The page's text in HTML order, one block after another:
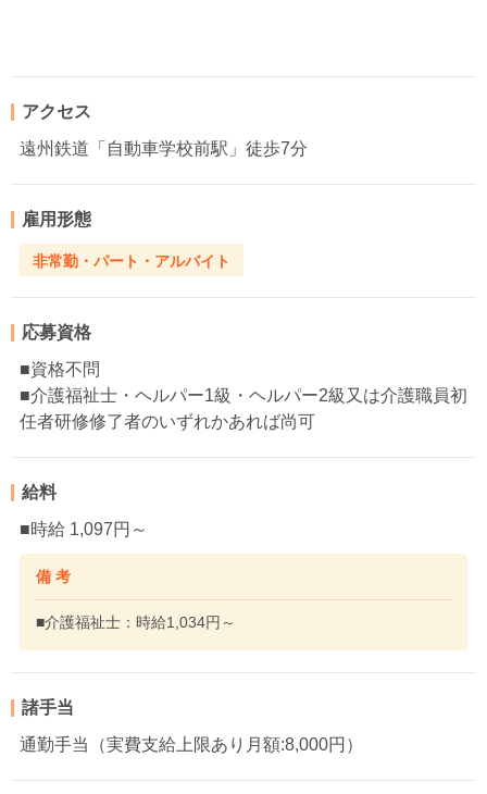
アクセス
遠州鉄道「自動車学校前駅」徒歩7分
雇用形態
非常勤・パート・アルバイト
応募資格
■資格不問
■介護福祉士・ヘルパー1級・ヘルパー2級又は介護職員初
任者研修修了者のいずれかあれば尚可
給料
■時給 1,097円～
備 考
■介護福祉士：時給1,034円～
諸手当
通勤手当（実費支給上限あり月額:8,000円）